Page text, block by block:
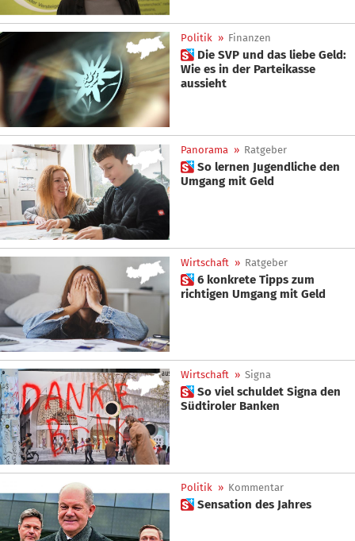
Politik » Finanzen
 Die SVP und das liebe Geld:
Wie es in der Parteikasse
aussieht
Panorama » Ratgeber
 So lernen Jugendliche den
Umgang mit Geld
Wirtschaft » Ratgeber
 6 konkrete Tipps zum
richtigen Umgang mit Geld
Wirtschaft » Signa
 So viel schuldet Signa den
Südtiroler Banken
Politik » Kommentar
 Sensation des Jahres